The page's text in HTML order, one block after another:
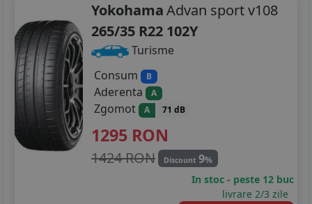
YokohamaAdvan sport v108
265/35 R22 102Y
Turisme
Consum
B
Aderenta A
Zgomot A 71 dB
1295 RON
1424 RON Discount 9%
In stoc - peste 12 buc
livrare 2/3 zile